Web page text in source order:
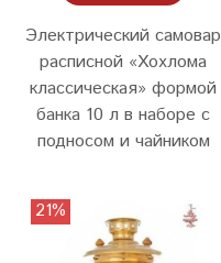
Электрический самовар
расписной «Хохлома
классическая» формой
банка 10 л в наборе с
подносом и чайником
21%